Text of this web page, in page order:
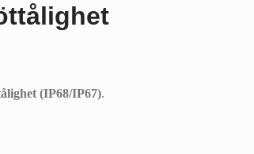
(IP68/IP67).